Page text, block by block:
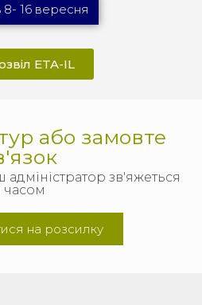
8- 16 вересня
ETA-IL
або замовте
адміністратор зв'яжеться
на розсилку